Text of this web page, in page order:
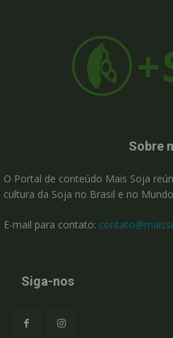
Sobre
O Portal de conteúdo Mais Soja
cultura da Soja no Brasil e no
E-mail para contato:
Siga-nos